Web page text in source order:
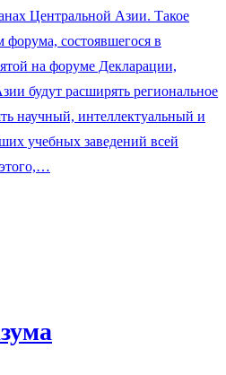
Центральной Азии. Такое
состоявшегося в
на форуме Декларации,
будут расширять региональное
научный, интеллектуальный и
учебных заведений всей